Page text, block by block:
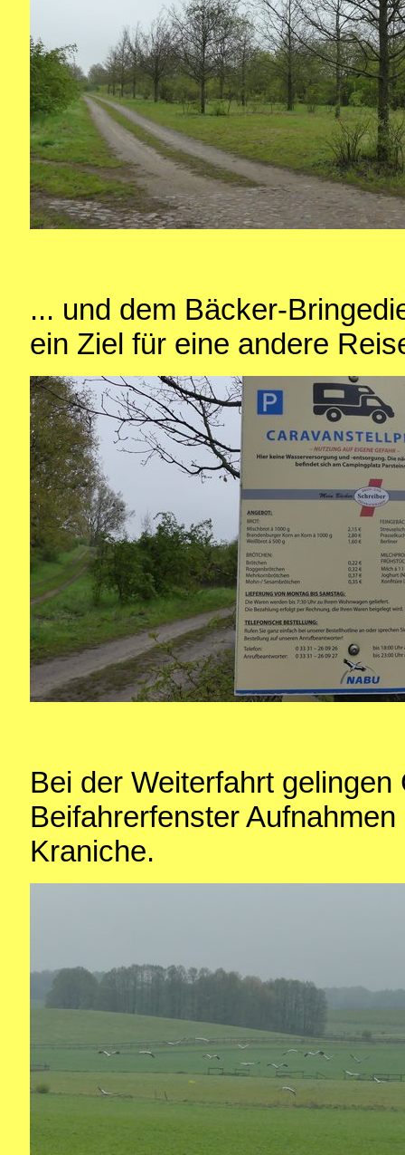
... und dem Bäcker-
ein Ziel für eine andere
Bei der Weiterfahrt
Beifahrerfenster
Kraniche.